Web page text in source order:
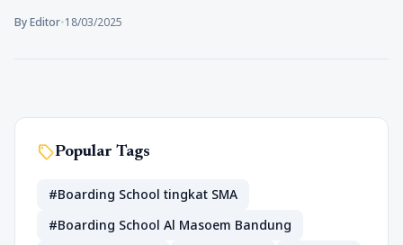
By Editor•18/03/2025
sellPopular Tags
#Boarding School tingkat SMA
#Boarding School Al Masoem Bandung